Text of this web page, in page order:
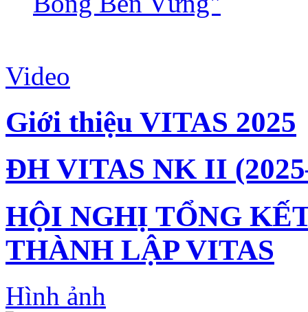
Video
Giới thiệu VITAS 2025
ĐH VITAS NK II
HỘI NGHỊ TỔNG
THÀNH LẬP VITAS
Hình ảnh